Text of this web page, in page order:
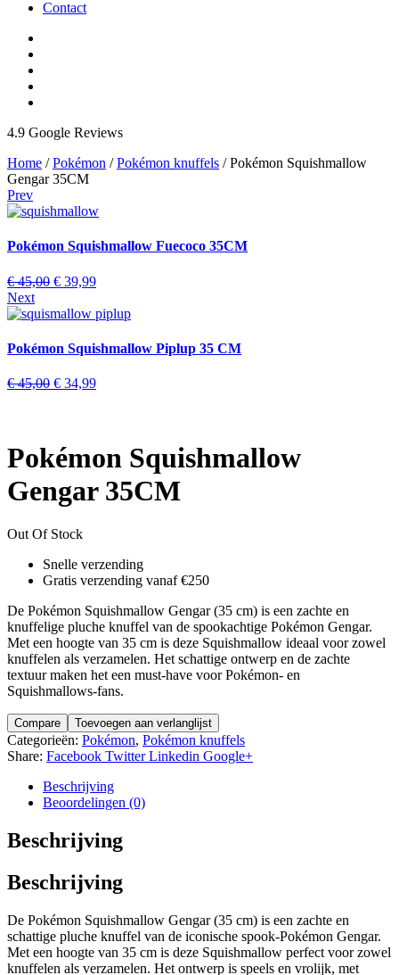
Contact
4.9 Google Reviews
Home /Pokémon /Pokémon knuffels / Pokémon Squishmallow
Gengar 35CM
Prev
Pokémon Squishmallow Fuecoco 35CM
€45,00 Oorspronkelijke
was:
€ 39,99Huidige
is:
Next
Pokémon Squishmallow Piplup 35 CM
€45,00 Oorspronkelijke
€ 34,99Huidige
Pokémon Squishmallow
Gengar 35CM
Out Of Stock
Snelle verzending
Gratis verzending vanaf €250
De Pokémon Squishmallow Gengar (35 cm) is een zachte en
knuffelige pluche knuffel van de spookachtige Pokémon Gengar.
Met een hoogte van 35 cm is deze Squishmallow ideaal voor zowel
knuffelen als verzamelen. Het schattige ontwerp en de zachte
textuur maken het een must-have voor Pokémon- en
Squishmallows-fans.
Compare Toevoegen aan verlanglijst
Categorieën: Pokémon, Pokémon knuffels
Share: Facebook Twitter Linkedin Google+
Beschrijving
Beoordelingen (0)
Beschrijving
Beschrijving
De Pokémon Squishmallow Gengar (35 cm) is een zachte en
schattige pluche knuffel van de iconische spook-Pokémon Gengar.
Met een hoogte van 35 cm is deze Squishmallow perfect voor zowel
knuffelen als verzamelen. Het ontwerp is speels en vrolijk, met